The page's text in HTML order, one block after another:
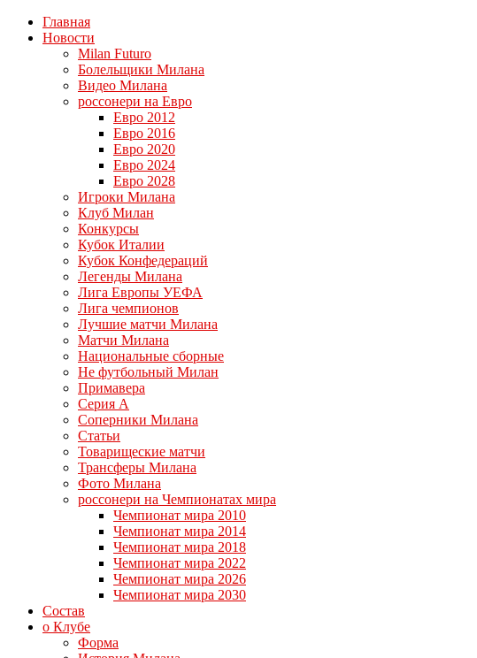
Главная
Новости
Milan Futuro
Болельщики Милана
Видео Милана
россонери на Евро
Евро 2012
Евро 2016
Евро 2020
Евро 2024
Евро 2028
Игроки Милана
Клуб Милан
Конкурсы
Кубок Италии
Кубок Конфедераций
Легенды Милана
Лига Европы УЕФА
Лига чемпионов
Лучшие матчи Милана
Матчи Милана
Национальные сборные
Не футбольный Милан
Примавера
Серия А
Соперники Милана
Статьи
Товарищеские матчи
Трансферы Милана
Фото Милана
россонери на Чемпионатах мира
Чемпионат мира 2010
Чемпионат мира 2014
Чемпионат мира 2018
Чемпионат мира 2022
Чемпионат мира 2026
Чемпионат мира 2030
Состав
о Клубе
Форма